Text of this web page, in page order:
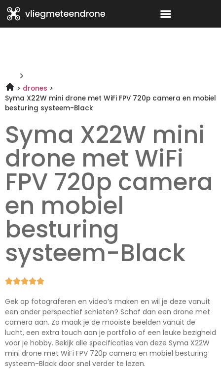
drones
Syma X22W mini drone met WiFi FPV 720p camera en mobiel
besturing systeem-Black
Syma X22W mini
drone met WiFi
FPV 720p camera
en mobiel
besturing
systeem-Black

Gek op fotograferen en video’s maken en wil je deze vanuit
een ander perspectief schieten? Schaf dan een drone met
camera aan. Zo maak je de mooiste beelden vanuit de
lucht, een extra touch aan je portfolio of een leuke bezigheid
voor je hobby. Bekijk alle specificaties van deze Syma X22W
mini drone met WiFi FPV 720p camera en mobiel besturing
systeem-Black door snel verder te lezen.